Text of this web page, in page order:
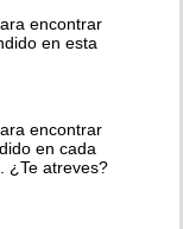
encontrar
en esta
encontrar
en cada
¿Te atreves?